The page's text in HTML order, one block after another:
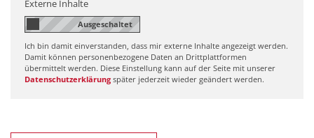
Externe Inhalte
Ich bin damit einverstanden, dass mir externe Inhalte angezeigt werden.
Damit können personenbezogene Daten an Drittplattformen
übermittelt werden. Diese Einstellung kann auf der Seite mit unserer
Datenschutzerklärung später jederzeit wieder geändert werden.